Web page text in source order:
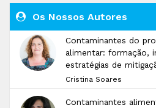
Os Nossos Autores
Contaminantes do
alimentar: formação,
estratégias de
Cristina Soares
Contaminantes